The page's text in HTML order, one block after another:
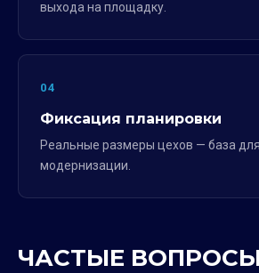
выхода на площадку.
04
Фиксация планировки
Реальные размеры цехов — база
модернизации.
ЧАСТЫЕ